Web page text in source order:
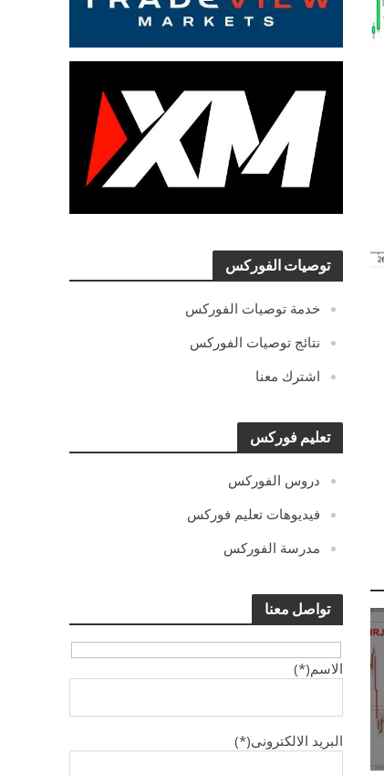
توصيات الفوركس
خدمة توصيات الفوركس
نتائج توصيات الفوركس
اشترك معنا
تعليم فوركس
دروس الفوركس
فيديوهات تعليم فوركس
مدرسة الفوركس
تواصل معنا
الاسم(*)
البريد الالكترونى(*)